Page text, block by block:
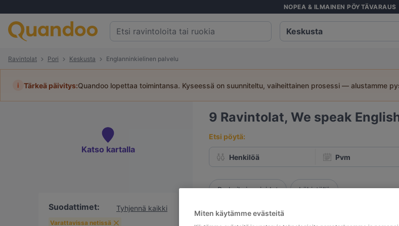
NOPEA & ILMAINEN PÖYTÄVARAUS
Ravintolat Pori Keskusta Englanninkielinen palvelu
i Tärkeä päivitys:Quandoo lopettaa toimintansa. Kyseessä on suunniteltu, vaiheittainen prosessi — alustamme
Katso kartalla
Suodattimet: Tyhjennä kaikki
Varattavissa netissä
9 Ravintolat, We speak
Etsi pöytä:
Henkilöä Pvm
Parhaiksi arvioidut Lähistöllä
Osuvin
Miten käytämme evästeitä